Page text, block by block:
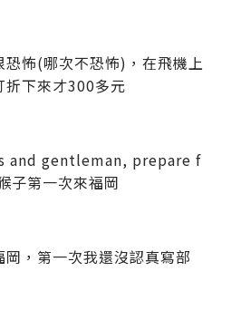
怖(哪次不恐怖)，在飛機上
折下來才300多元
and gentleman, prepare f
第一次來福岡
，第一次我還沒認真寫部